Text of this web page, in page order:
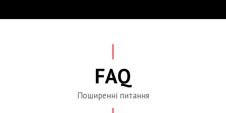
FAQ
Поширенні питання